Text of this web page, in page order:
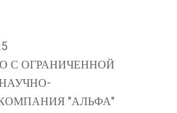
С ОГРАНИЧЕННОЙ
"АЛЬФА"